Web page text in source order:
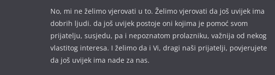
No, mi ne želimo vjerovati u to. Želimo vjerovati da još uvijek ima
dobrih ljudi. da još uvijek postoje oni kojima je pomoć svom
prijatelju, susjedu, pa i nepoznatom prolazniku, važnija od nekog
vlastitog interesa. I želimo da i Vi, dragi naši prijatelji, povjerujete
da još uvijek ima nade za nas.